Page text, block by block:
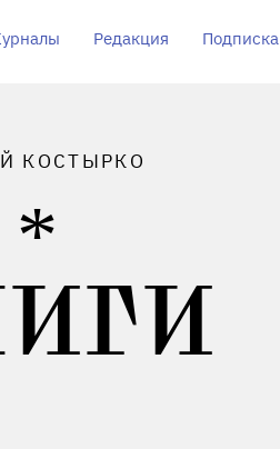
Редакция Подписка
КОСТЫРКО